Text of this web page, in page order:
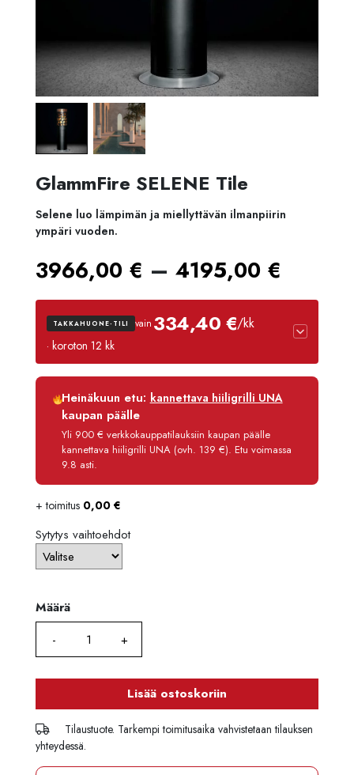
GlammFire SELENE Tile
Selene luo lämpimän ja miellyttävän ilmanpiirin
ympäri vuoden.
3966,00 € – 4195,00 €
TAKKAHUONE-TILI vain 334,40 €/kk
· koroton 12 kk
Luottoaika
12 kk
Korko
Käsittelymaksu
3,90 €/kk
Maksettava yhteensä
4 012,80 €
Heinäkuun etu: kannettava hiiligrilli UNA
kaupan päälle
Yli 900 € verkkokauppatilauksiin kaupan päälle
kannettava hiiligrilli UNA (ovh. 139 €). Etu voimassa
9.8 asti.
+ toimitus 0,00 €
Sytytys vaihtoehdot
Määrä
Määrä
Lisää ostoskoriin
Tilaustuote. Tarkempi toimitusaika vahvistetaan tilauksen
yhteydessä.